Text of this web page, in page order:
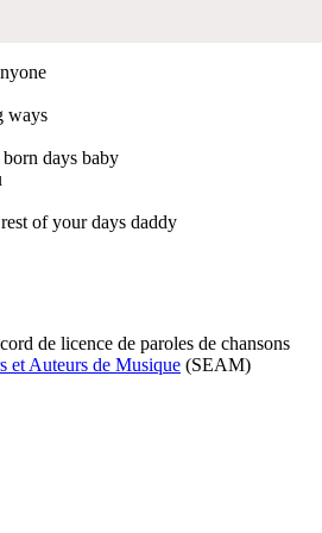
ways
days baby
of your days daddy
de licence de paroles de chansons
et Auteurs de Musique (SEAM)